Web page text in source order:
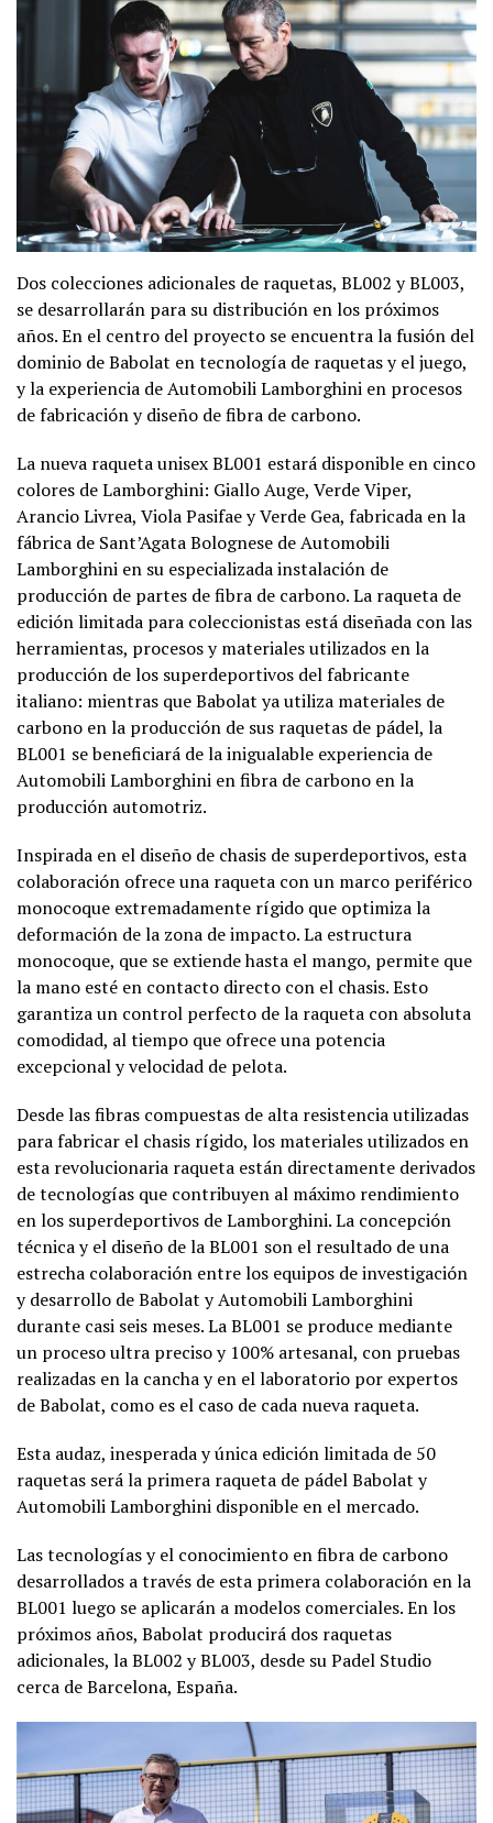
Dos colecciones adicionales de raquetas, BL002 y BL003,
se desarrollarán para su distribución en los próximos
años. En el centro del proyecto se encuentra la fusión del
dominio de Babolat en tecnología de raquetas y el juego,
y la experiencia de Automobili Lamborghini en procesos
de fabricación y diseño de fibra de carbono.
La nueva raqueta unisex BL001 estará disponible en cinco
colores de Lamborghini: Giallo Auge, Verde Viper,
Arancio Livrea, Viola Pasifae y Verde Gea, fabricada en la
fábrica de Sant’Agata Bolognese de Automobili
Lamborghini en su especializada instalación de
producción de partes de fibra de carbono. La raqueta de
edición limitada para coleccionistas está diseñada con las
herramientas, procesos y materiales utilizados en la
producción de los superdeportivos del fabricante
italiano: mientras que Babolat ya utiliza materiales de
carbono en la producción de sus raquetas de pádel, la
BL001 se beneficiará de la inigualable experiencia de
Automobili Lamborghini en fibra de carbono en la
producción automotriz.
Inspirada en el diseño de chasis de superdeportivos, esta
colaboración ofrece una raqueta con un marco periférico
monocoque extremadamente rígido que optimiza la
deformación de la zona de impacto. La estructura
monocoque, que se extiende hasta el mango, permite que
la mano esté en contacto directo con el chasis. Esto
garantiza un control perfecto de la raqueta con absoluta
comodidad, al tiempo que ofrece una potencia
excepcional y velocidad de pelota.
Desde las fibras compuestas de alta resistencia utilizadas
para fabricar el chasis rígido, los materiales utilizados en
esta revolucionaria raqueta están directamente derivados
de tecnologías que contribuyen al máximo rendimiento
en los superdeportivos de Lamborghini. La concepción
técnica y el diseño de la BL001 son el resultado de una
estrecha colaboración entre los equipos de investigación
y desarrollo de Babolat y Automobili Lamborghini
durante casi seis meses. La BL001 se produce mediante
un proceso ultra preciso y 100% artesanal, con pruebas
realizadas en la cancha y en el laboratorio por expertos
de Babolat, como es el caso de cada nueva raqueta.
Esta audaz, inesperada y única edición limitada de 50
raquetas será la primera raqueta de pádel Babolat y
Automobili Lamborghini disponible en el mercado.
Las tecnologías y el conocimiento en fibra de carbono
desarrollados a través de esta primera colaboración en la
BL001 luego se aplicarán a modelos comerciales. En los
próximos años, Babolat producirá dos raquetas
adicionales, la BL002 y BL003, desde su Padel Studio
cerca de Barcelona, España.